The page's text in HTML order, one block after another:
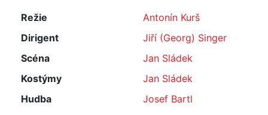
Režie
Antonín Kurš
Dirigent
Jiří (Georg) Singer
Scéna
Jan Sládek
Kostýmy
Jan Sládek
Hudba
Josef Bartl